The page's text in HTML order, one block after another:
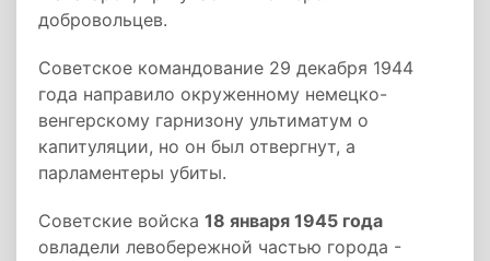
добровольцев.
Советское командование 29 декабря 1944
года направило окруженному немецко-
венгерскому гарнизону ультиматум о
капитуляции, но он был отвергнут, а
парламентеры убиты.
Советские войска 18 января 1945 года
овладели левобережной частью города -